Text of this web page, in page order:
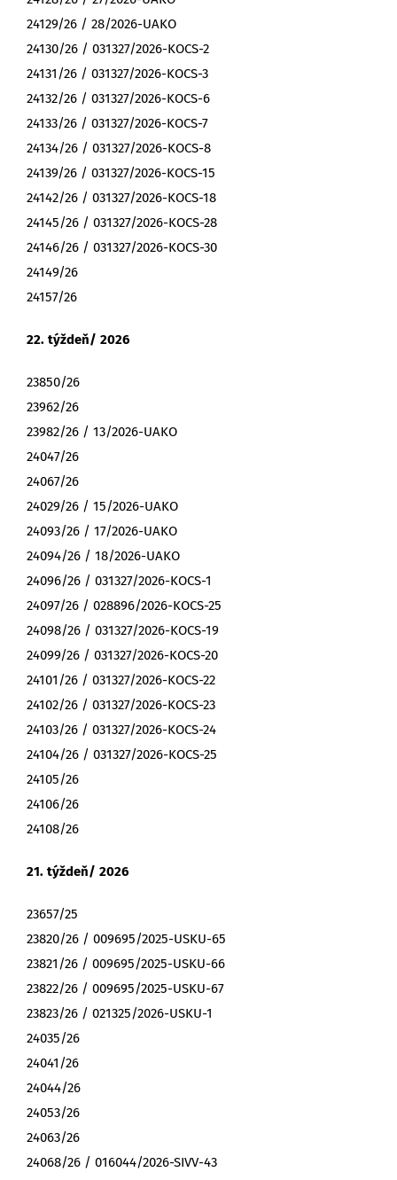
24129/26 / 28/2026-UAKO
24130/26 / 031327/2026-KOCS-2
24131/26 / 031327/2026-KOCS-3
24132/26 / 031327/2026-KOCS-6
24133/26 / 031327/2026-KOCS-7
24134/26 / 031327/2026-KOCS-8
24139/26 / 031327/2026-KOCS-15
24142/26 / 031327/2026-KOCS-18
24145/26 / 031327/2026-KOCS-28
24146/26 / 031327/2026-KOCS-30
24149/26
24157/26
22. týždeň/ 2026
23850/26
23962/26
23982/26 / 13/2026-UAKO
24047/26
24067/26
24029/26 / 15/2026-UAKO
24093/26 / 17/2026-UAKO
24094/26 / 18/2026-UAKO
24096/26 / 031327/2026-KOCS-1
24097/26 / 028896/2026-KOCS-25
24098/26 / 031327/2026-KOCS-19
24099/26 / 031327/2026-KOCS-20
24101/26 / 031327/2026-KOCS-22
24102/26 / 031327/2026-KOCS-23
24103/26 / 031327/2026-KOCS-24
24104/26 / 031327/2026-KOCS-25
24105/26
24106/26
24108/26
21. týždeň/ 2026
23657/25
23820/26 / 009695/2025-USKU-65
23821/26 / 009695/2025-USKU-66
23822/26 / 009695/2025-USKU-67
23823/26 / 021325/2026-USKU-1
24035/26
24041/26
24044/26
24053/26
24063/26
24068/26 / 016044/2026-SIVV-43